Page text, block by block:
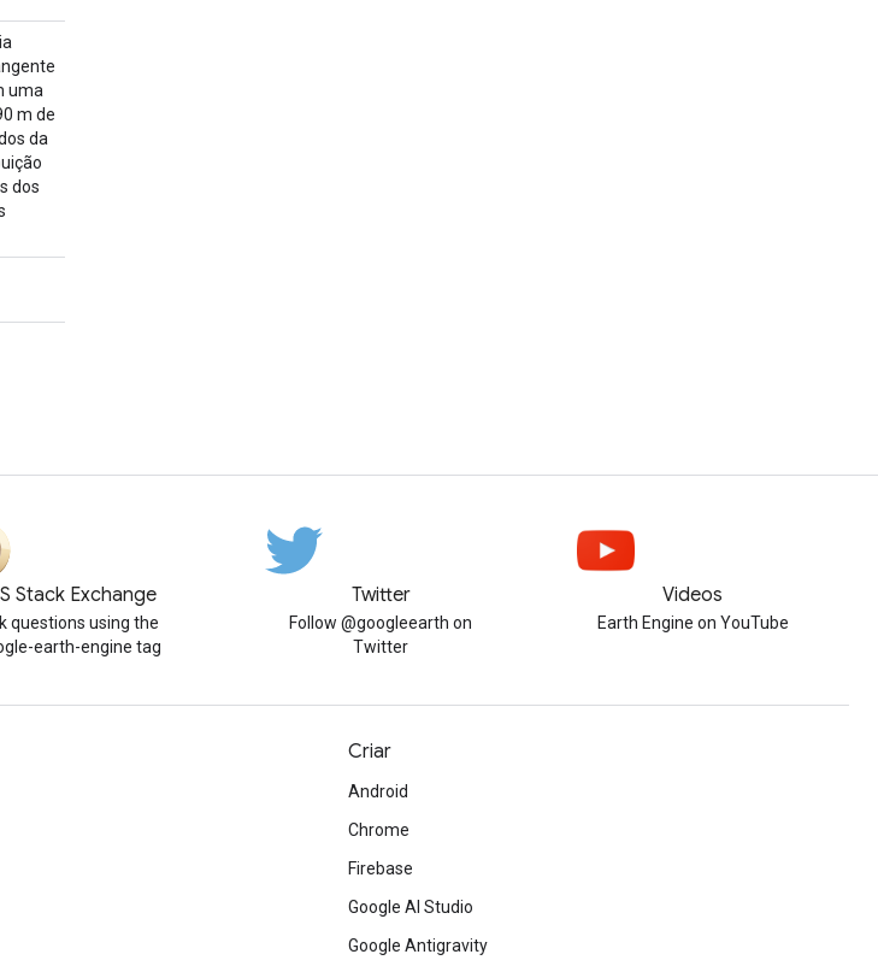
uma
m de
da
dos
Stack Exchange
questions using the
earth-engine tag
Twitter
Follow @googleearth on
Twitter
Videos
Earth Engine on YouTube
Criar
Android
Chrome
Firebase
Google AI Studio
Google Antigravity